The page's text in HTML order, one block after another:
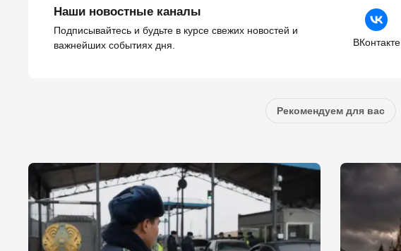
Наши новостные каналы
Подписывайтесь и будьте в курсе свежих новостей и
важнейших событиях дня.
ВКонтакте
Рекомендуем для вас